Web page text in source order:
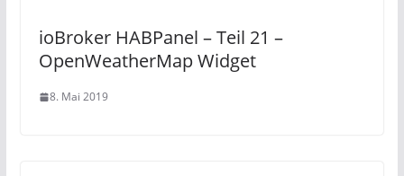
ioBroker HABPanel – Teil 21 –
OpenWeatherMap Widget
8. Mai 2019